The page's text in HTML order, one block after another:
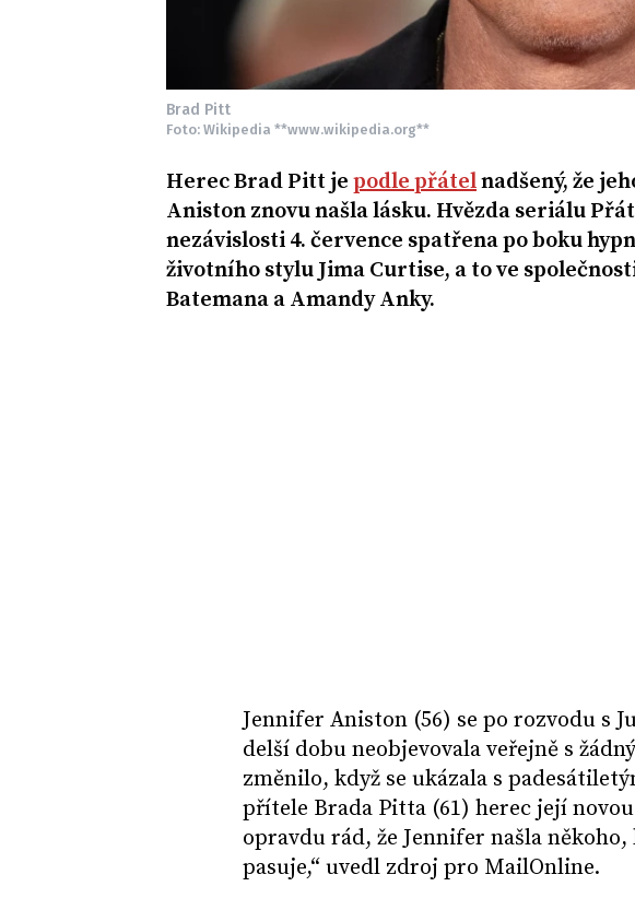
Brad Pitt
Foto: Wikipedia **www.wikipedia.org**
Herec Brad Pitt je podle přátelnadšený, že
Aniston znovu našla lásku. Hvězda seriálu
nezávislosti 4. července spatřena po boku
životního stylu Jima Curtise, a to ve
Batemana a Amandy Anky.
Jennifer Aniston (56) se po rozvodu s
delší dobu neobjevovala veřejně s
změnilo, když se ukázala s
přítele Brada Pitta (61) herec její
opravdu rád, že Jennifer našla
pasuje,“ uvedl zdroj pro MailOnline.